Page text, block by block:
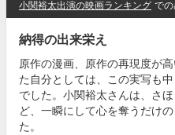
小関裕太出演の映画ランキング で
納得の出来栄え
原作の漫画、原作の再現度が
た自分としては、この実写も
でした。小関裕太さんは、さ
ど、一瞬にして心を奪うだけ
た。